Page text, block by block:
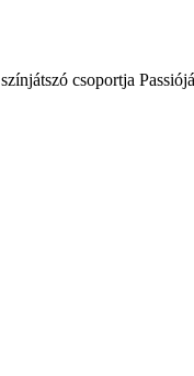
színjátszó csoportja